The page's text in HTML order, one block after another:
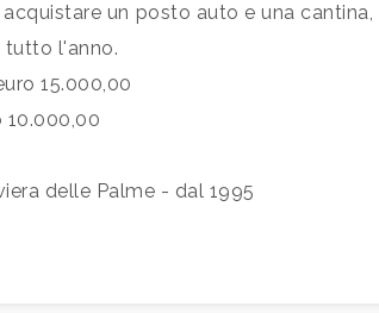
un posto auto e una
l'anno.
15.000,00
10.000,00
delle Palme - dal 1995